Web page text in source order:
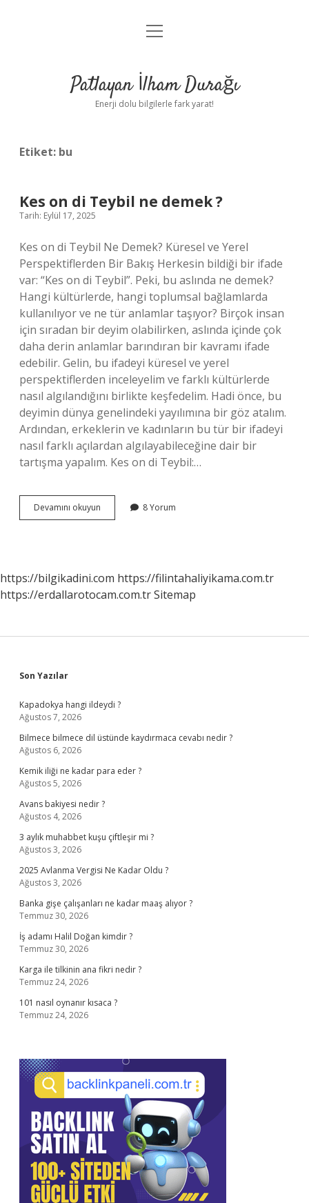
Anasayfa
Yasal Uyarı
menüyü
Patlayan İlham Durağı
Enerji dolu bilgilerle fark yarat!
Etiket: bu
Kes on di Teybil ne demek ?
Tarih: Eylül 17, 2025
Kes on di Teybil Ne Demek? Küresel ve Yerel
Perspektiflerden Bir Bakış Herkesin bildiği bir ifade
var: “Kes on di Teybil”. Peki, bu aslında ne demek?
Hangi kültürlerde, hangi toplumsal bağlamlarda
kullanılıyor ve ne tür anlamlar taşıyor? Birçok insan
için sıradan bir deyim olabilirken, aslında içinde çok
daha derin anlamlar barındıran bir kavramı ifade
edebilir. Gelin, bu ifadeyi küresel ve yerel
perspektiflerden inceleyelim ve farklı kültürlerde
nasıl algılandığını birlikte keşfedelim. Hadi önce, bu
deyimin dünya genelindeki yayılımına bir göz atalım.
Ardından, erkeklerin ve kadınların bu tür bir ifadeyi
nasıl farklı açılardan algılayabileceğine dair bir
tartışma yapalım. Kes on di Teybil:…
Devamını okuyun
on
?
8 Yorum
https://bilgikadini.com https://filintahaliyikama.com.tr
https://erdallarotocam.com.trSitemap
Sidebar
Son Yazılar
Kapadokya hangi ildeydi ?
Ağustos 7, 2026
Bilmece bilmece dil üstünde kaydırmaca cevabı nedir ?
Ağustos 6, 2026
Kemik iliği ne kadar para eder ?
Ağustos 5, 2026
Avans bakiyesi nedir ?
Ağustos 4, 2026
3 aylık muhabbet kuşu çiftleşir mi ?
Ağustos 3, 2026
2025 Avlanma Vergisi Ne Kadar Oldu ?
Ağustos 3, 2026
Banka gişe çalışanları ne kadar maaş alıyor ?
Temmuz 30, 2026
İş adamı Halil Doğan kimdir ?
Temmuz 30, 2026
Karga ile tilkinin ana fikri nedir ?
Temmuz 24, 2026
101 nasıl oynanır kısaca ?
Temmuz 24, 2026